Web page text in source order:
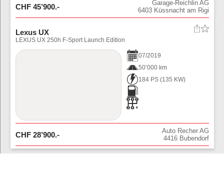
CHF 45’900.-
Garage-Reichlin AG
6403 Küssnacht am Rigi
Lexus UX
LEXUS UX 250h F-Sport Launch Edition
07/2019
50’000 km
184 PS (135 KW)
CHF 28’900.-
Auto Recher AG
4416 Bubendorf